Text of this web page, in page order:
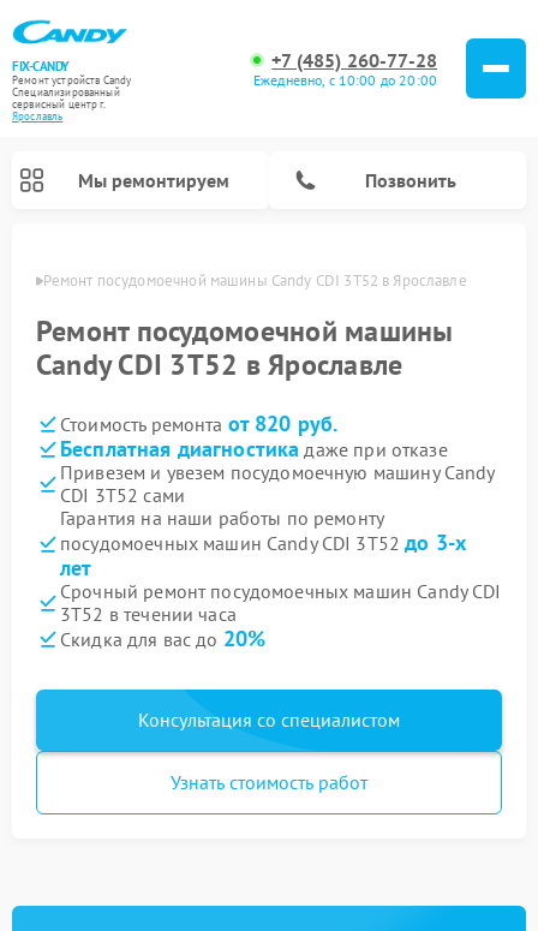
FIX-CANDY
Ремонт устройств Candy
Специализированный
cервисный центр г.
Ярославль
+7 (485) 260-77-28
Ежедневно, с 10:00 до 20:00
Мы ремонтируем Позвонить
Ремонт посудомоечной машины Candy CDI 3T52 в Ярославле
Ремонт посудомоечной машины
Candy CDI 3T52 в Ярославле
Стоимость ремонта от 820 руб.
Бесплатная диагностика даже при отказе
Привезем и увезем посудомоечную машину Candy
CDI 3T52 сами
Гарантия на наши работы по ремонту
посудомоечных машин Candy CDI 3T52до 3-х
лет
Срочный ремонт посудомоечных машин Candy CDI
3T52 в течении часа
Скидка для вас до 20%
Консультация со специалистом
Узнать стоимость работ